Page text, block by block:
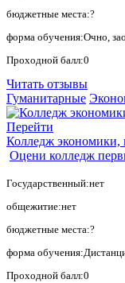
бюджетные места:?
форма обучения:Очно,
Проходной балл:0
Читать отзывы
Гуманитарные
Перейти
Колледж экономики,
Оцени колледж
Государственный:нет
общежитие:нет
бюджетные места:?
форма
Проходной балл:0